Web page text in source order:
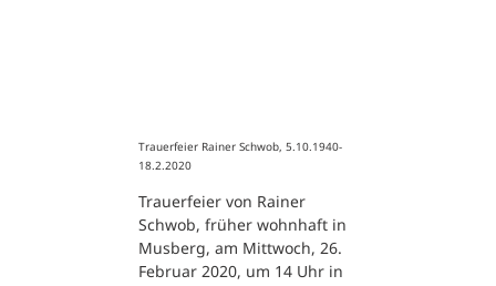
Trauerfeier Rainer Schwob, 5.10.1940-
18.2.2020
Trauerfeier von Rainer
Schwob, früher wohnhaft in
Musberg, am Mittwoch, 26.
Februar 2020, um 14 Uhr in